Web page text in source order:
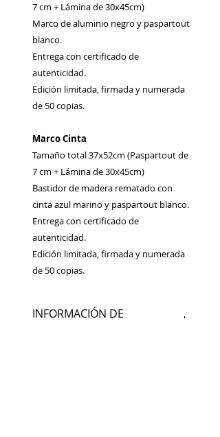
7 cm + Lámina de 30x45cm)
Marco de aluminio negro y paspartout
blanco.
Entrega con certificado de
autenticidad.
Edición limitada, firmada y numerada
de 50 copias.
Marco Cinta
Tamaño total 37x52cm (Paspartout de
7 cm + Lámina de 30x45cm)
Bastidor de madera rematado con
cinta azul marino y paspartout blanco.
Entrega con certificado de
autenticidad.
Edición limitada, firmada y numerada
de 50 copias.
INFORMACIÓN DE